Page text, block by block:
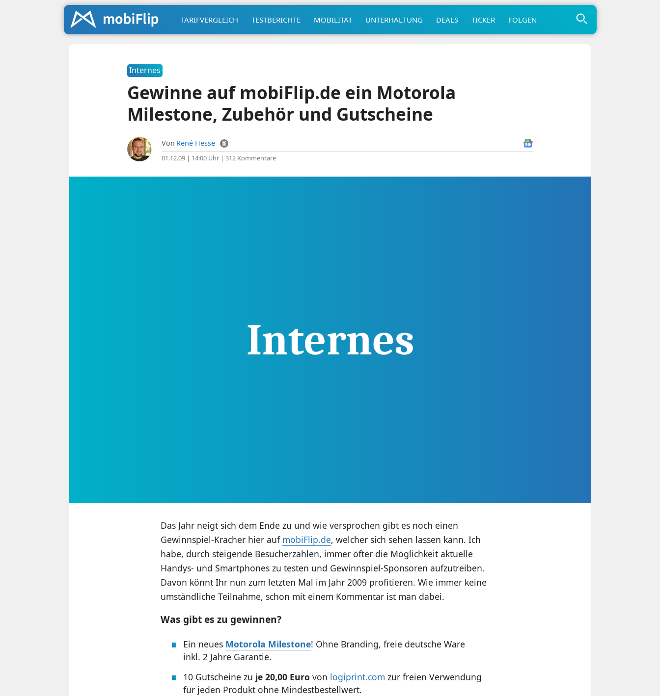
TARIFVERGLEICH TESTBERICHTE MOBILITÄT UNTERHALTUNG DEALS TICKER FOLGEN
Internes
Gewinne auf mobiFlip.de ein Motorola
Milestone, Zubehör und Gutscheine
Von René Hesse
01.12.09 | 14:00 Uhr| 312 Kommentare
Das Jahr neigt sich dem Ende zu und wie versprochen gibt es noch einen
Gewinnspiel-Kracher hier auf mobiFlip.de, welcher sich sehen lassen kann. Ich
habe, durch steigende Besucherzahlen, immer öfter die Möglichkeit aktuelle
Handys- und Smartphones zu testen und Gewinnspiel-Sponsoren aufzutreiben.
Davon könnt Ihr nun zum letzten Mal im Jahr 2009 profitieren. Wie immer keine
umständliche Teilnahme, schon mit einem Kommentar ist man dabei.
Was gibt es zu gewinnen?
Ein neues Motorola Milestone! Ohne Branding, freie deutsche Ware
inkl. 2 Jahre Garantie.
10 Gutscheine zu je 20,00 Euro von logiprint.com zur freien Verwendung
für jeden Produkt ohne Mindestbestellwert.